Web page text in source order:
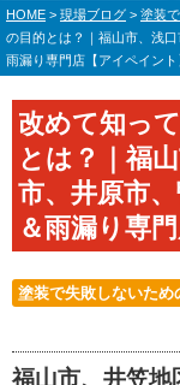
HOME > 現場ブログ > 塗装
の目的とは？｜福山市、浅
雨漏り専門店【アイペイント
改めて知っ
とは？｜福
市、井原市
＆雨漏り専
塗装で失敗しないため
福山市、井笠地